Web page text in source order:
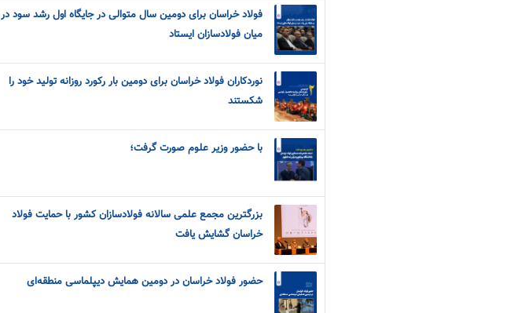
فولاد خراسان برای دومین سال متوالی در جایگاه اول رشد سود در
میان فولادسازان ایستاد
نوردکاران فولاد خراسان برای دومین بار رکورد روزانه تولید خود را
شکستند
با حضور وزیر علوم صورت گرفت؛
بزرگترین مجمع علمی سالانه فولادسازان کشور با حمایت فولاد
خراسان گشایش یافت
حضور فولاد خراسان در دومین همایش دیپلماسی منطقه‌ای